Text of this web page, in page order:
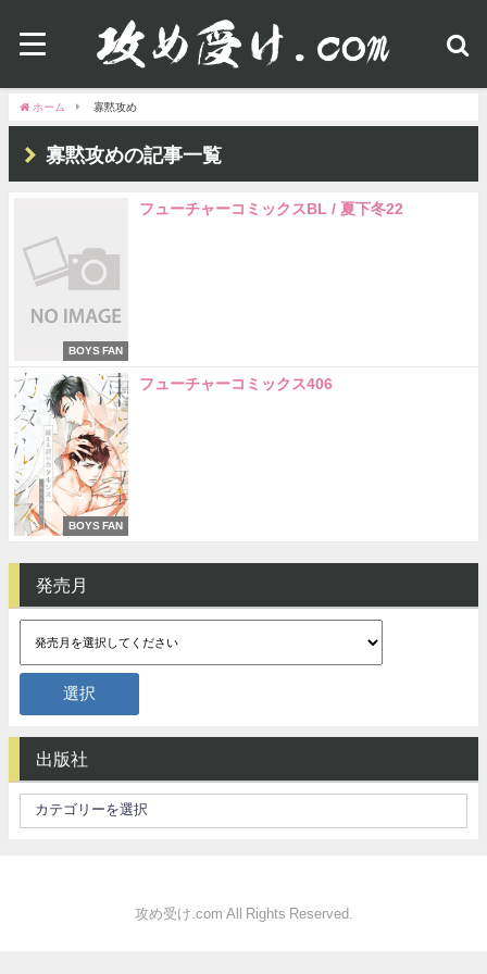
ホーム 寡黙攻め
寡黙攻めの記事一覧
BOYS FAN
フューチャーコミックスBL / 夏下冬22
BOYS FAN
フューチャーコミックス406
発売月
出版社
攻め受け.com All Rights Reserved.